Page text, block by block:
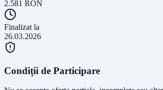
2.581 RON
Finalizat la
26.03.2026
Condiții de Participare